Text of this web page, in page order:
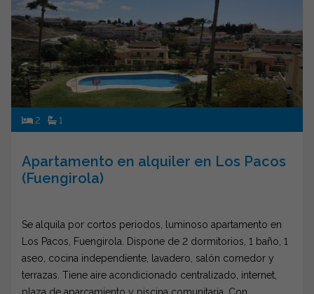
2 1
Apartamento en alquiler en Los Pacos
(Fuengirola)
Se alquila por cortos periodos, luminoso apartamento en
Los Pacos, Fuengirola. Dispone de 2 dormitorios, 1 baño, 1
aseo, cocina independiente, lavadero, salón comedor y
terrazas. Tiene aire acondicionado centralizado, internet,